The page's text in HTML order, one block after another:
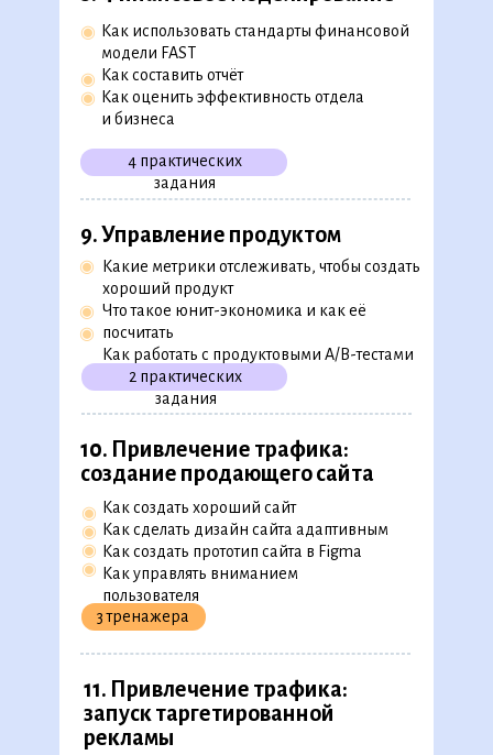
Как использовать стандарты финансовой
модели FAST
Как составить отчёт
Как оценить эффективность отдела
и бизнеса
4 практических
задания
◉
◉
◉
11. Привлечение трафика:
запуск таргетированной
рекламы
10. Привлечение трафика:
создание продающего сайта
Как создать хороший сайт
Как сделать дизайн сайта адаптивным
Как создать прототип сайта в Figma
Как управлять вниманием
пользователя
3 тренажера
◉
◉
◉
◉
9. Управление продуктом
Какие метрики отслеживать, чтобы создать
хороший продукт
Что такое юнит-экономика и как её
посчитать
Как работать с продуктовыми A/B-тестами
2 практических
задания
◉
◉
◉
7. Рост узнаваемости:
создание SMM-стратегии
Как продвигать бизнес в соцсетях
Как выбрать площадки для продвижения
Как проанализировать трафик
◉
◉
1 тест
1 пратическое
задание
кейса
1 практическое задание
маркетинг
Как проанализировать эффективность
разных типов рекламы
8. Финансовое моделирование
Как использовать стандарты финансовой
Как составить отчёт
Как оценить эффективность отдела
и бизнеса
4 практических
задания
◉
◉
◉
Какие метрики отслеживать, чтобы создать
хороший продукт
Что такое юнит-экономика и как её
◉
◉